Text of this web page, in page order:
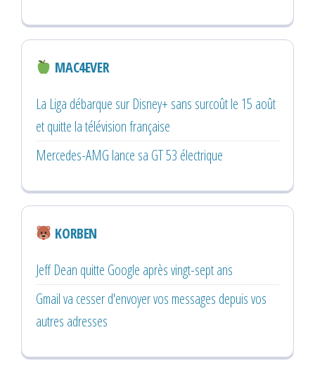
MAC4EVER
La Liga débarque sur Disney+ sans surcoût le 15 août
et quitte la télévision française
Mercedes-AMG lance sa GT 53 électrique
KORBEN
Jeff Dean quitte Google après vingt-sept ans
Gmail va cesser d'envoyer vos messages depuis vos
autres adresses